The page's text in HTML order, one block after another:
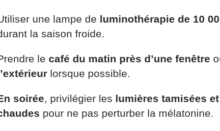
une lampe de luminothérapie de 10
la saison froide.
le café du matin près d’une fenêtre
lorsque possible.
soirée , privilégier les lumières tamisées et
pour ne pas perturber la mélatonine.